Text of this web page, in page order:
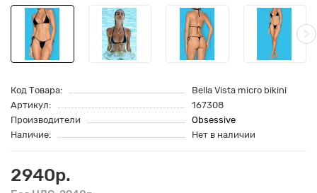
Код Товара:
Bella Vista micro bikini
Артикул:
167308
Производители
Obsessive
Наличие:
Нет в наличии
2940р.